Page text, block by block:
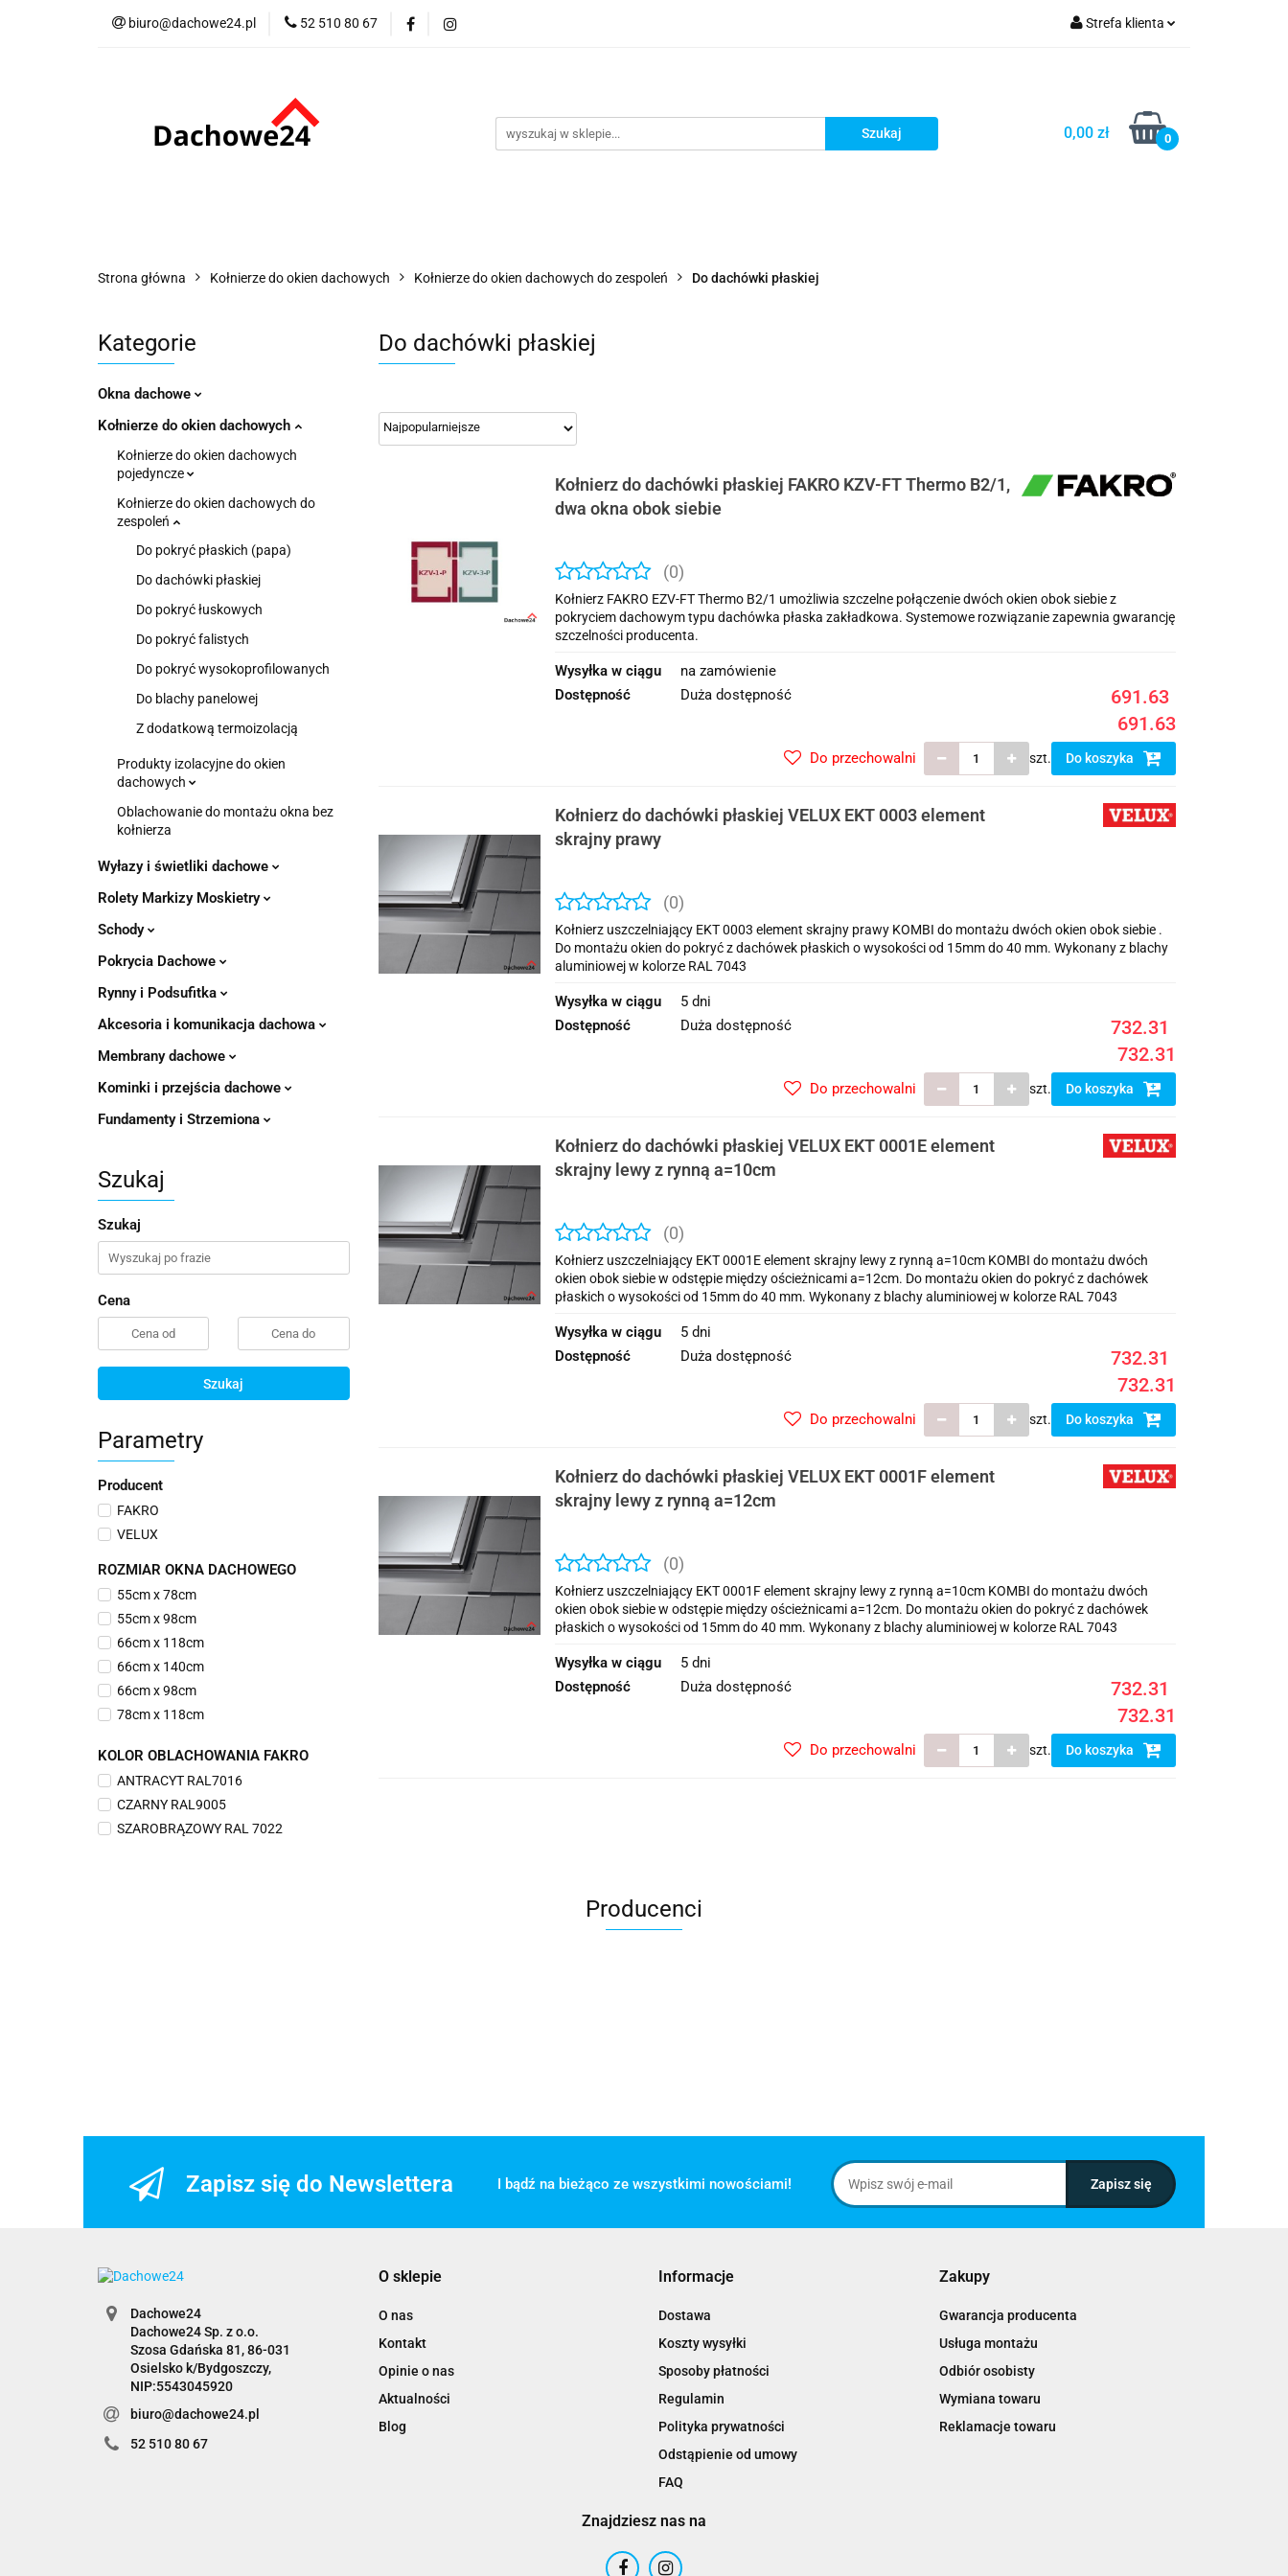
biuro@dachowe24.pl 52 510 80 67 Strefa klienta
Dodaj zgłoszenie
0,00 zł 0
Promocje Kontakt Bestsellery Odbiór osobisty Usługa montażu Blog Odbiór osobisty
Okna Rolety
Akcesoria
Strona główna Kołnierze do okien dachowych Kołnierze do okien dachowych do zespoleń Do dachówki płaskiej
Kategorie
Okna dachowe
Kołnierze do okien dachowych
Kołnierze do okien dachowych
pojedyncze
Kołnierze do okien dachowych do
zespoleń
Do pokryć płaskich (papa)
Do dachówki płaskiej
Do pokryć łuskowych
Do pokryć falistych
Do pokryć wysokoprofilowanych
Do blachy panelowej
Z dodatkową termoizolacją
Produkty izolacyjne do okien
dachowych
Oblachowanie do montażu okna bez
kołnierza
Wyłazy i świetliki dachowe
Rolety Markizy Moskietry
Schody
Pokrycia Dachowe
Rynny i Podsufitka
Akcesoria i komunikacja dachowa
Membrany dachowe
Kominki i przejścia dachowe
Fundamenty i Strzemiona
Szukaj
Szukaj
Cena
Szukaj
Parametry
Producent
FAKRO
VELUX
ROZMIAR OKNA DACHOWEGO
55cm x 78cm
55cm x 98cm
66cm x 118cm
66cm x 140cm
66cm x 98cm
78cm x 118cm
78cm x 160cm
78cm x 98cm
94cm x 118cm
94cm x 140cm
KOLOR OBLACHOWANIA FAKRO
ANTRACYT RAL7016
CZARNY RAL9005
SZAROBRĄZOWY RAL 7022
Do dachówki płaskiej
Kołnierz do dachówki płaskiej FAKRO KZV-FT Thermo B2/1,
dwa okna obok siebie
(0)
Kołnierz FAKRO EZV-FT Thermo B2/1 umożliwia szczelne połączenie dwóch okien obok siebie z
pokryciem dachowym typu dachówka płaska zakładkowa. Systemowe rozwiązanie zapewnia gwarancję
szczelności producenta.
Wysyłka w ciągu
na zamówienie
Dostępność
Duża dostępność
691.63
691.63
szt. Do koszyka
Do przechowalni
Kołnierz do dachówki płaskiej VELUX EKT 0003 element
skrajny prawy
(0)
Kołnierz uszczelniający EKT 0003 element skrajny prawy KOMBI do montażu dwóch okien obok siebie .
Do montażu okien do pokryć z dachówek płaskich o wysokości od 15mm do 40 mm. Wykonany z blachy
aluminiowej w kolorze RAL 7043
Wysyłka w ciągu
5 dni
Dostępność
Duża dostępność
732.31
732.31
szt. Do koszyka
Do przechowalni
Kołnierz do dachówki płaskiej VELUX EKT 0001E element
skrajny lewy z rynną a=10cm
(0)
Kołnierz uszczelniający EKT 0001E element skrajny lewy z rynną a=10cm KOMBI do montażu dwóch
okien obok siebie w odstępie między ościeżnicami a=12cm. Do montażu okien do pokryć z dachówek
płaskich o wysokości od 15mm do 40 mm. Wykonany z blachy aluminiowej w kolorze RAL 7043
Wysyłka w ciągu
5 dni
Dostępność
Duża dostępność
732.31
732.31
szt. Do koszyka
Do przechowalni
Kołnierz do dachówki płaskiej VELUX EKT 0001F element
skrajny lewy z rynną a=12cm
(0)
Kołnierz uszczelniający EKT 0001F element skrajny lewy z rynną a=10cm KOMBI do montażu dwóch
okien obok siebie w odstępie między ościeżnicami a=12cm. Do montażu okien do pokryć z dachówek
płaskich o wysokości od 15mm do 40 mm. Wykonany z blachy aluminiowej w kolorze RAL 7043
Wysyłka w ciągu
5 dni
Dostępność
Duża dostępność
732.31
732.31
szt. Do koszyka
Do przechowalni
Producenci
Zapisz się do Newslettera I bądź na bieżąco ze wszystkimi nowościami!
Dachowe24
Dachowe24 Sp. z o.o.
Szosa Gdańska 81, 86-031
Osielsko k/Bydgoszczy,
NIP:5543045920
biuro@dachowe24.pl
52 510 80 67
O sklepie
O nas
Kontakt
Opinie o nas
Aktualności
Blog
Informacje
Dostawa
Koszty wysyłki
Sposoby płatności
Regulamin
Polityka prywatności
Odstąpienie od umowy
FAQ
Zakupy
Gwarancja producenta
Usługa montażu
Odbiór osobisty
Wymiana towaru
Reklamacje towaru
Znajdziesz nas na